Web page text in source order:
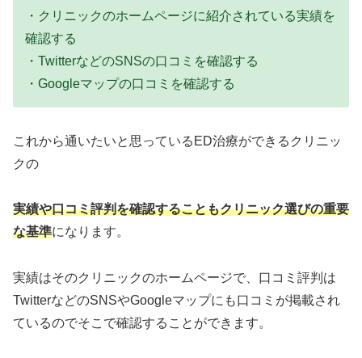
・クリニックのホームページに紹介されている実績を
確認する
・TwitterなどのSNSの口コミを確認する
・Googleマップの口コミを確認する
これから通いたいと思っているED治療ができるクリニッ
クの
実績や口コミ評判を確認することもクリニック選びの重要
な基準になります。
実績はそのクリニックのホームページで、口コミ評判は
TwitterなどのSNSやGoogleマップにも口コミが掲載され
ているのでそこで確認することができます。